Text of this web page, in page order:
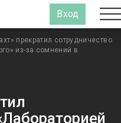
Вход
прекратил сотрудничество
из-за сомнений в